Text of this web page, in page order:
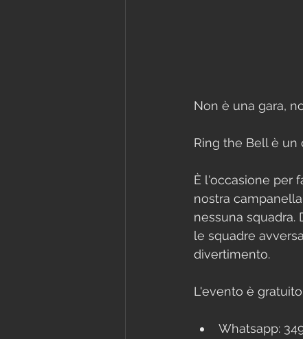
Non è una gara,
Ring the Bell è un
È l'occasione per
nostra
nessuna squadra.
le squadre
divertimento.
L'evento è
Whatsapp: